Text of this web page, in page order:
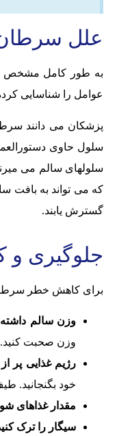
علل
به طور کامل مشخص
عوامل را شناسایی
سلول حاوی
سلولهای سالم می
که می تواند به بافت
گسترش یابند.
جلوگیری
برای کاهش خطر سرطان
وزن سالم داشته
وزن صحبت کنید.
رژیم غذایی پر
خود بگنجانید.
مقدار غذاهای
سیگار را ترک